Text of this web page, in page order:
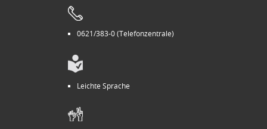
0621/383-0 (Telefonzentrale)
Leichte Sprache